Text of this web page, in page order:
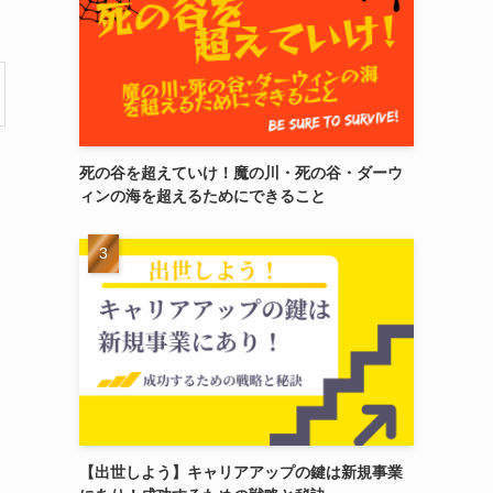
死の谷を超えていけ！魔の川・死の谷・ダーウ
ィンの海を超えるためにできること
【出世しよう】キャリアアップの鍵は新規事業